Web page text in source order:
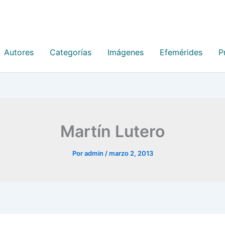
Autores Categorías Imágenes Efemérides
Martín Lutero
Poradmin /marzo 2, 2013